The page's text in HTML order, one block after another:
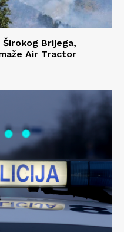
Brijega,
Air Tractor